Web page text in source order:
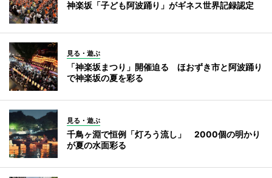
神楽坂「子ども阿波踊り」がギネス世界記録認定
見る・遊ぶ
「神楽坂まつり」開催迫る ほおずき市と阿波踊り
で神楽坂の夏を彩る
見る・遊ぶ
千鳥ヶ淵で恒例「灯ろう流し」 2000個の明かり
が夏の水面彩る